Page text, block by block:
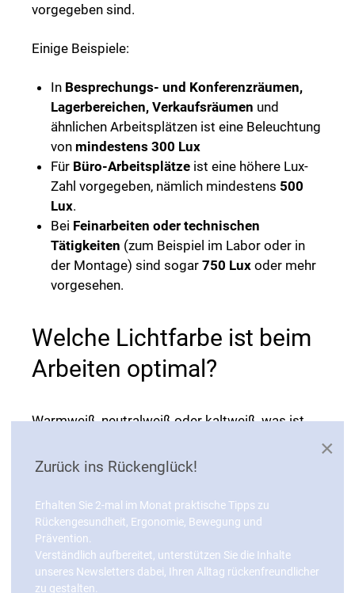
vorgegeben sind.
Einige Beispiele:
In Besprechungs- und Konferenzräumen,
Lagerbereichen, Verkaufsräumen und
ähnlichen Arbeitsplätzen ist eine Beleuchtung
von mindestens 300 Lux
Für Büro-Arbeitsplätze ist eine höhere Lux-
Zahl vorgegeben, nämlich mindestens 500
Lux.
Bei Feinarbeiten oder technischen
Tätigkeiten (zum Beispiel im Labor oder in
der Montage) sind sogar 750 Lux oder mehr
vorgesehen.
Welche Lichtfarbe ist beim
Arbeiten optimal?
Warmweiß, neutralweiß oder kaltweiß, was ist
Die Lichtfarbe (oder auch Farbtemperatur)
beeinflusst, wie wach oder entspannt wir uns
fühlen.
Kaltweißes Licht
fördert Konzentration und
Leistungsfähigkeit
×
Zurück ins Rückenglück!
Erhalten Sie 2-mal im Monat praktische Tipps zu
Rückengesundheit, Ergonomie, Bewegung und
Prävention.
Verständlich aufbereitet, unterstützen Sie die Inhalte
unseres Newsletters dabei, Ihren Alltag rückenfreundlicher
zu gestalten.